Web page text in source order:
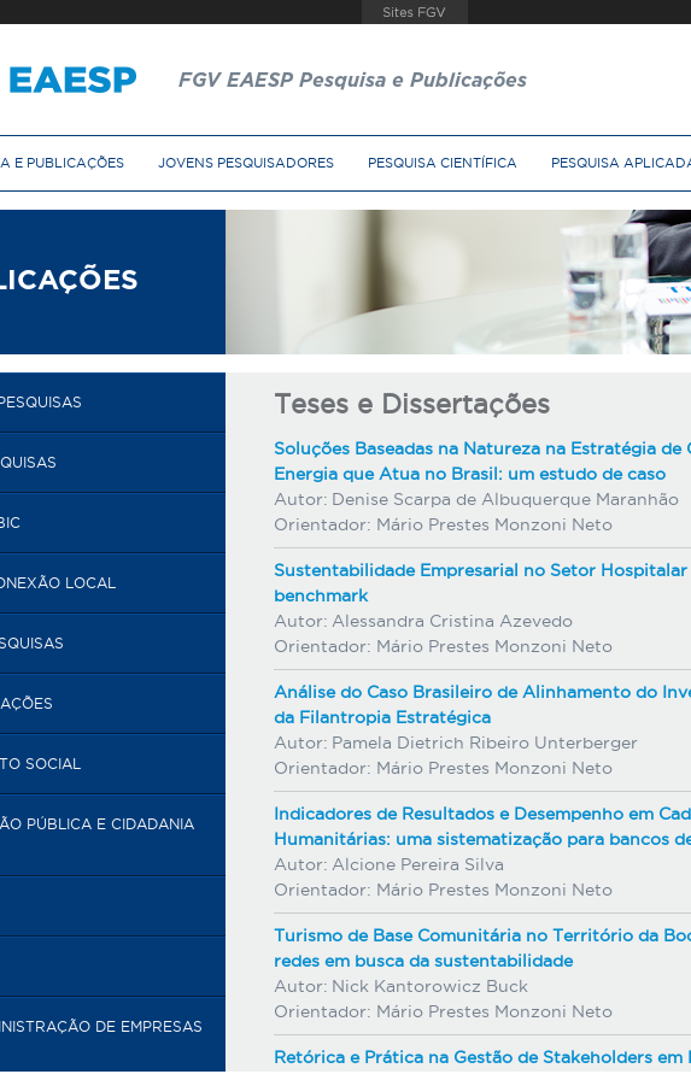
FGV EAESP Pesquisa e Publicações
E PUBLICAÇÕES JOVENS PESQUISADORES PESQUISA CIENTÍFICA PESQUISA
Teses e Dissertações
Soluções Baseadas na Natureza na Estratégia de
Energia que Atua no Brasil: um estudo de caso
Autor: Denise Scarpa de Albuquerque Maranhão
Orientador: Mário Prestes Monzoni Neto
Sustentabilidade Empresarial no Setor
benchmark
Autor: Alessandra Cristina Azevedo
Orientador: Mário Prestes Monzoni Neto
Análise do Caso Brasileiro de Alinhamento do
da Filantropia Estratégica
Autor: Pamela Dietrich Ribeiro Unterberger
Orientador: Mário Prestes Monzoni Neto
Indicadores de Resultados e Desempenho em
Humanitárias: uma sistematização para bancos
Autor: Alcione Pereira Silva
Orientador: Mário Prestes Monzoni Neto
Turismo de Base Comunitária no Território da
redes em busca da sustentabilidade
Autor: Nick Kantorowicz Buck
Orientador: Mário Prestes Monzoni Neto
Retórica e Prática na Gestão de Stakeholders
LOCAL
SOCIAL
PÚBLICA E CIDADANIA
DE EMPRESAS